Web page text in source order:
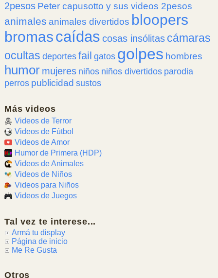
2pesos Peter capusotto y sus videos 2pesos
animales animales divertidos bloopers
bromascaídas cosas insólitas cámaras
ocultas deportes fail gatos golpes hombres
humor mujeres niños niños divertidos parodia
perros publicidad sustos
Más videos
Videos de Terror
Videos de Fútbol
Videos de Amor
Humor de Primera (HDP)
Videos de Animales
Videos de Niños
Videos para Niños
Videos de Juegos
Tal vez te interese...
Armá tu display
Página de inicio
Me Re Gusta
Otros